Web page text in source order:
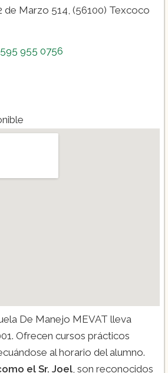
de Marzo 514, (56100) Texcoco
955 0756
De Manejo MEVAT lleva
Ofrecen cursos prácticos
al horario del alumno.
el Sr. Joel, son reconocidos